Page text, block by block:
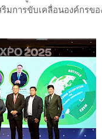
มการขับเคลื่อนองค์กรข